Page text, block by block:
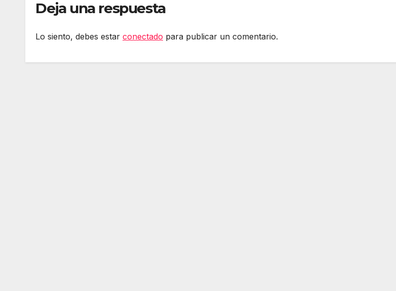
Deja una respuesta
Lo siento, debes estar conectado para publicar un comentario.